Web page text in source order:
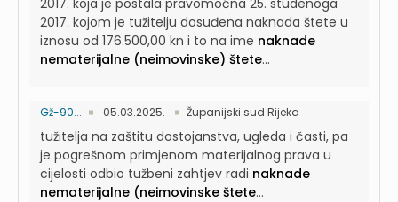
2017. koja je postala pravomoćna 25. studenoga
2017. kojom je tužitelju dosuđena naknada štete u
iznosu od 176.500,00 kn i to na ime naknade
nematerijalne (neimovinske) štete...
Gž-90... 05.03.2025. Županijski sud Rijeka
tužitelja na zaštitu dostojanstva, ugleda i časti, pa
je pogrešnom primjenom materijalnog prava u
cijelosti odbio tužbeni zahtjev radi naknade
nematerijalne (neimovinske štete...